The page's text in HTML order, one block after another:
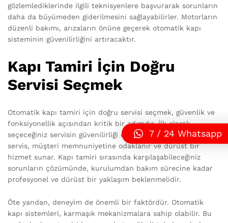
gözlemlediklerinde ilgili teknisyenlere başvurarak sorunların
daha da büyümeden giderilmesini sağlayabilirler. Motorların
düzenli bakımı, arızaların önüne geçerek otomatik kapı
sisteminin güvenilirliğini artıracaktır.
Kapı Tamiri İçin Doğru
Servisi Seçmek
Otomatik kapı tamiri için doğru servisi seçmek, güvenlik ve
fonksiyonellik açısından kritik bir adımdır. İlk olarak,
seçeceğiniz servisin güvenilirliği önemlidir. Güvenilir bir
servis, müşteri memnuniyetine odaklanır ve dürüst bir
hizmet sunar. Kapı tamiri sırasında karşılaşabileceğiniz
sorunların çözümünde, kurulumdan bakım sürecine kadar
profesyonel ve dürüst bir yaklaşım beklenmelidir.
Öte yandan, deneyim de önemli bir faktördür. Otomatik
kapı sistemleri, karmaşık mekanizmalara sahip olabilir. Bu
7 / 24 Whatsapp